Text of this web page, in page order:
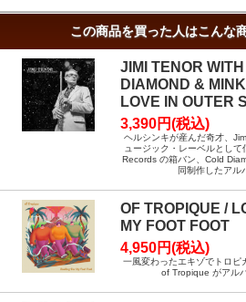
この商品を買った人はこんな
JIMI TENOR
DIAMOND &
LOVE IN OUTER
3,390円(税込)
ヘルシンキが産んだ奇才、
ュージック・レーベルとして
Records の箱バン、Cold
同制作したアル
OF TROPIQUE /
MY FOOT FOOT
4,950円(税込)
一風変わったエキゾでトロピ
of Tropique がアル